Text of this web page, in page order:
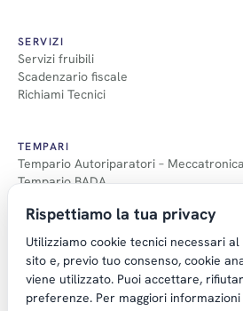
SERVIZI
Servizi fruibili
Scadenzario fiscale
Richiami Tecnici
TEMPARI
Tempario Autoriparatori –
Tempario BADA
Guida Applicazione Tempi
Copyright © Tempario.it |
Rispettiamo la tua privacy
Utilizziamo cookie tecnici necessari
sito e, previo tuo consenso, cookie
viene utilizzato. Puoi accettare,
preferenze. Per maggiori